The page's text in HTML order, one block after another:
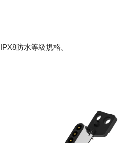
防水等級規格。